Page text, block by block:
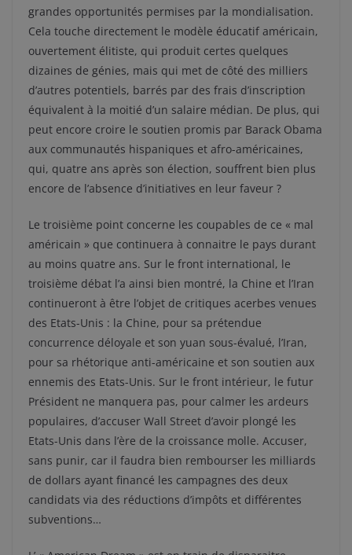
grandes opportunités permises par la mondialisation.
Cela touche directement le modèle éducatif américain,
ouvertement élitiste, qui produit certes quelques
dizaines de génies, mais qui met de côté des milliers
d’autres potentiels, barrés par des frais d’inscription
équivalent à la moitié d’un salaire médian. De plus, qui
peut encore croire le soutien promis par Barack Obama
aux communautés hispaniques et afro-américaines,
qui, quatre ans après son élection, souffrent bien plus
encore de l’absence d’initiatives en leur faveur ?
Le troisième point concerne les coupables de ce « mal
américain » que continuera à connaitre le pays durant
au moins quatre ans. Sur le front international, le
troisième débat l’a ainsi bien montré, la Chine et l’Iran
continueront à être l’objet de critiques acerbes venues
des Etats-Unis : la Chine, pour sa prétendue
concurrence déloyale et son yuan sous-évalué, l’Iran,
pour sa rhétorique anti-américaine et son soutien aux
ennemis des Etats-Unis. Sur le front intérieur, le futur
Président ne manquera pas, pour calmer les ardeurs
populaires, d’accuser Wall Street d’avoir plongé les
Etats-Unis dans l’ère de la croissance molle. Accuser,
sans punir, car il faudra bien rembourser les milliards
de dollars ayant financé les campagnes des deux
candidats via des réductions d’impôts et différentes
subventions…